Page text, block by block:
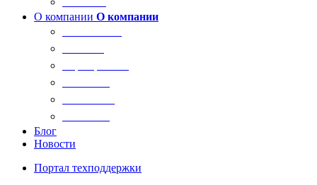
О компании О компании
Блог
Новости
Портал техподдержки